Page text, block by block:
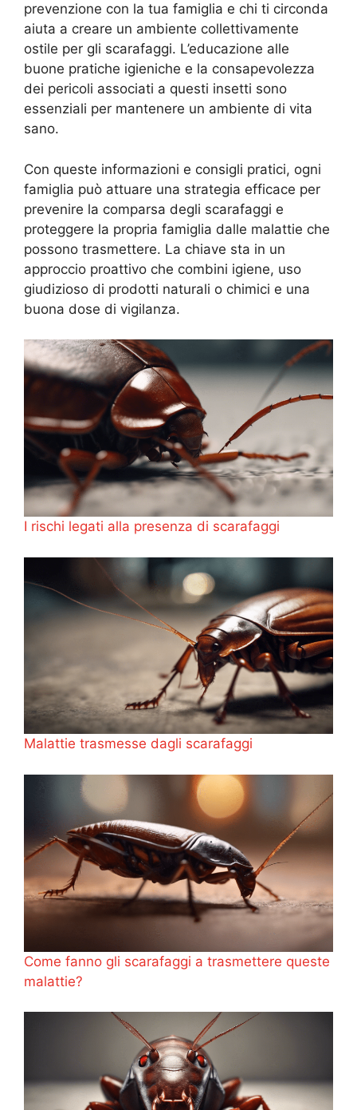
prevenzione con la tua famiglia e chi ti circonda
aiuta a creare un ambiente collettivamente
ostile per gli scarafaggi. L’educazione alle
buone pratiche igieniche e la consapevolezza
dei pericoli associati a questi insetti sono
essenziali per mantenere un ambiente di vita
sano.
Con queste informazioni e consigli pratici, ogni
famiglia può attuare una strategia efficace per
prevenire la comparsa degli scarafaggi e
proteggere la propria famiglia dalle malattie che
possono trasmettere. La chiave sta in un
approccio proattivo che combini igiene, uso
giudizioso di prodotti naturali o chimici e una
buona dose di vigilanza.
I rischi legati alla presenza di scarafaggi
Malattie trasmesse dagli scarafaggi
Come fanno gli scarafaggi a trasmettere queste
malattie?